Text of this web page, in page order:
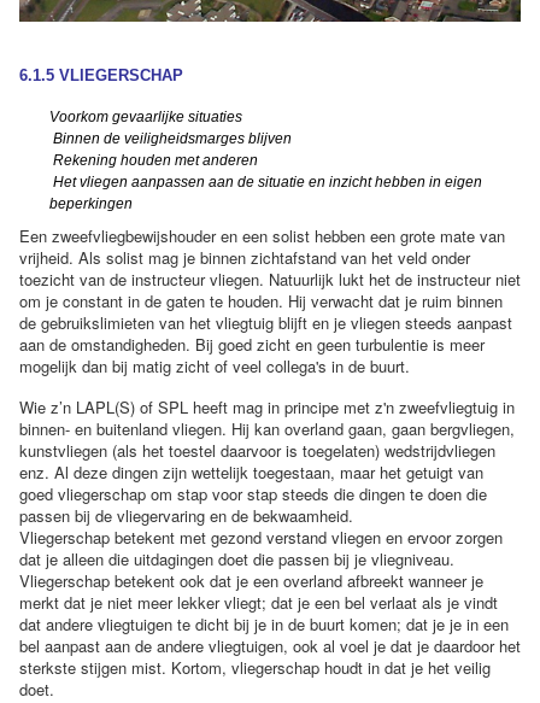
6.1.5 VLIEGERSCHAP
Voorkom gevaarlijke situaties
Binnen de veiligheidsmarges blijven
Rekening houden met anderen
Het vliegen aanpassen aan de situatie en inzicht hebben in eigen
beperkingen
Een zweefvliegbewijshouder en een solist hebben een grote mate van
vrijheid. Als solist mag je binnen zichtafstand van het veld onder
toezicht van de instructeur vliegen. Natuurlijk lukt het de instructeur niet
om je constant in de gaten te houden. Hij verwacht dat je ruim binnen
de gebruikslimieten van het vliegtuig blijft en je vliegen steeds aanpast
aan de omstandigheden. Bij goed zicht en geen turbulentie is meer
mogelijk dan bij matig zicht of veel collega's in de buurt.
Wie z’n LAPL(S) of SPL heeft mag in principe met z'n zweefvliegtuig in
binnen- en buitenland vliegen. Hij kan overland gaan, gaan bergvliegen,
kunstvliegen (als het toestel daarvoor is toegelaten) wedstrijdvliegen
enz. Al deze dingen zijn wettelijk toegestaan, maar het getuigt van
goed vliegerschap om stap voor stap steeds die dingen te doen die
passen bij de vliegervaring en de bekwaamheid.
Vliegerschap betekent met gezond verstand vliegen en ervoor zorgen
dat je alleen die uitdagingen doet die passen bij je vliegniveau.
Vliegerschap betekent ook dat je een overland afbreekt wanneer je
merkt dat je niet meer lekker vliegt; dat je een bel verlaat als je vindt
dat andere vliegtuigen te dicht bij je in de buurt komen; dat je je in een
bel aanpast aan de andere vliegtuigen, ook al voel je dat je daardoor het
sterkste stijgen mist. Kortom, vliegerschap houdt in dat je het veilig
doet.